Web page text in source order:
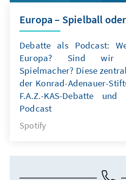
Europa – Spielball
Debatte als Podcast:
Europa? Sind wir
Spielmacher? Diese
der Konrad-Adenauer-
F.A.Z.-KAS-Debatte
Podcast
Spotify